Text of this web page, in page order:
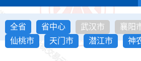
全省 省中心 武汉市 襄阳
仙桃市
天门市 潜江市 神